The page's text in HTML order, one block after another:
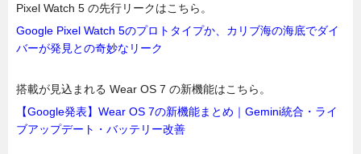
Pixel Watch 5 の先行リークはこちら。
Google Pixel Watch 5のプロトタイプか、カリブ海の海底でダイ
バーが発見との奇妙なリーク
搭載が見込まれる Wear OS 7 の新機能はこちら。
【Google発表】Wear OS 7の新機能まとめ｜Gemini統合・ライ
ブアップデート・バッテリー改善